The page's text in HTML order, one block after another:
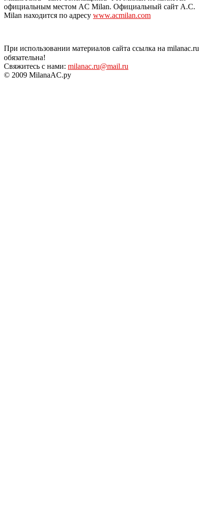
официальным местом AC Milan. Официальный сайт A.C.
Milan находится по адресу www.acmilan.com
При использовании материалов сайта ссылка на milanac.ru
обязательна!
Свяжитесь с нами: milanac.ru@mail.ru
© 2009 MilanaAC.ру